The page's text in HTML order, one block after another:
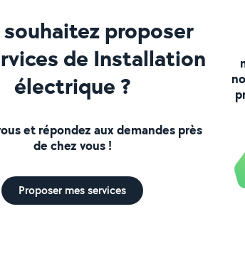
souhaitez proposer
de Installation
électrique ?
et répondez aux demandes près
de chez vous !
Proposer mes services